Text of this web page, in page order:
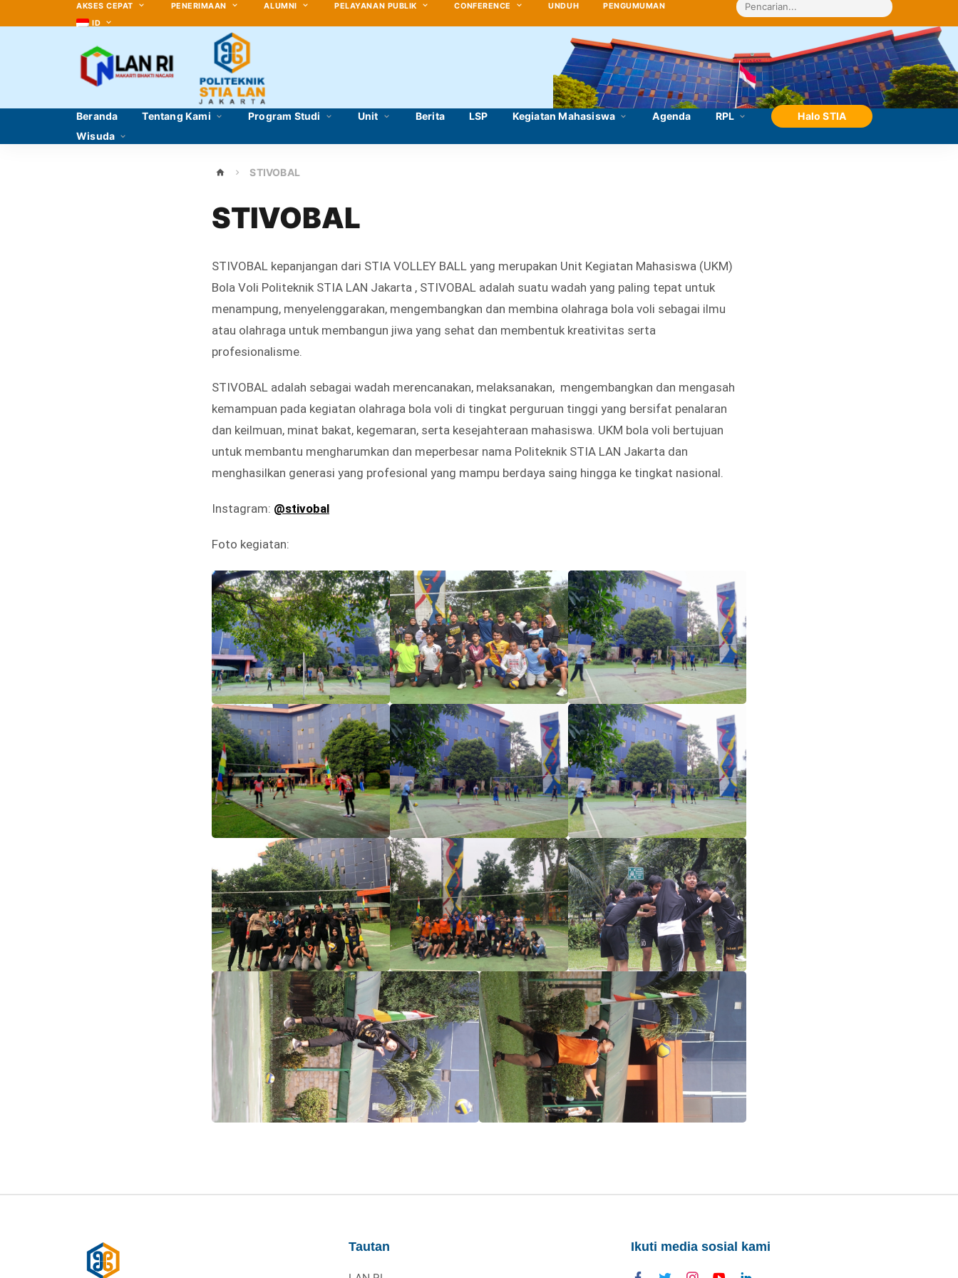
AKSES CEPAT PENERIMAAN ALUMNI PELAYANAN PUBLIK CONFERENCE UNDUH
PENGUMUMAN
ID
Beranda Tentang Kami Program Studi Unit Berita LSP Kegiatan Mahasiswa Agenda RPL
Halo STIA
Wisuda
STIVOBAL
STIVOBAL
STIVOBAL kepanjangan dari STIA VOLLEY BALL yang merupakan Unit Kegiatan Mahasiswa (UKM)
Bola Voli Politeknik STIA LAN Jakarta , STIVOBAL adalah suatu wadah yang paling tepat untuk
menampung, menyelenggarakan, mengembangkan dan membina olahraga bola voli sebagai ilmu
atau olahraga untuk membangun jiwa yang sehat dan membentuk kreativitas serta
profesionalisme.
STIVOBAL adalah sebagai wadah merencanakan, melaksanakan, mengembangkan dan mengasah
kemampuan pada kegiatan olahraga bola voli di tingkat perguruan tinggi yang bersifat penalaran
dan keilmuan, minat bakat, kegemaran, serta kesejahteraan mahasiswa. UKM bola voli bertujuan
untuk membantu mengharumkan dan meperbesar nama Politeknik STIA LAN Jakarta dan
menghasilkan generasi yang profesional yang mampu berdaya saing hingga ke tingkat nasional.
Instagram: @stivobal
Foto kegiatan:
Tautan Ikuti media sosial kami